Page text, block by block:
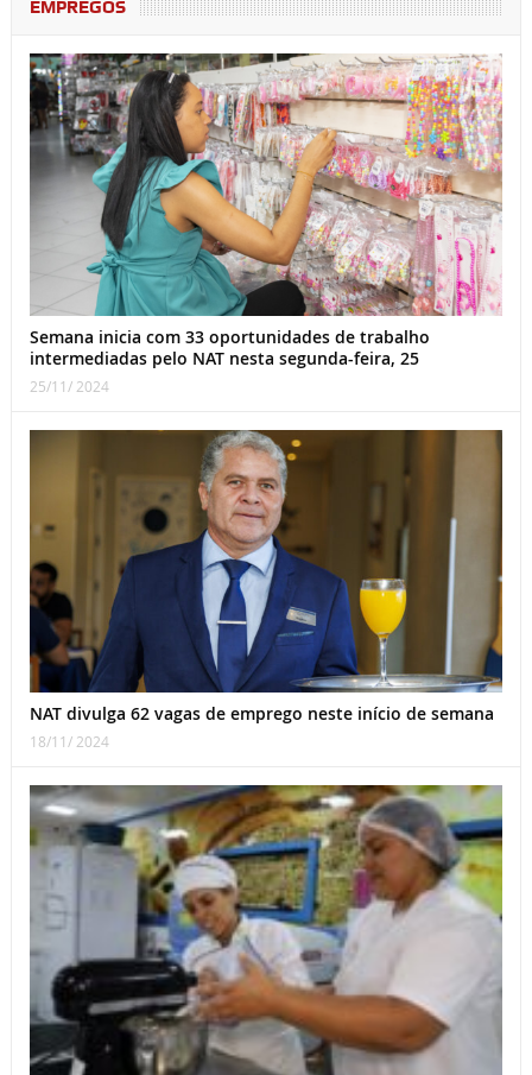
EMPREGOS
Semana inicia com 33 oportunidades de trabalho
intermediadas pelo NAT nesta segunda-feira, 25
25/11/ 2024
NAT divulga 62 vagas de emprego neste início de semana
18/11/ 2024